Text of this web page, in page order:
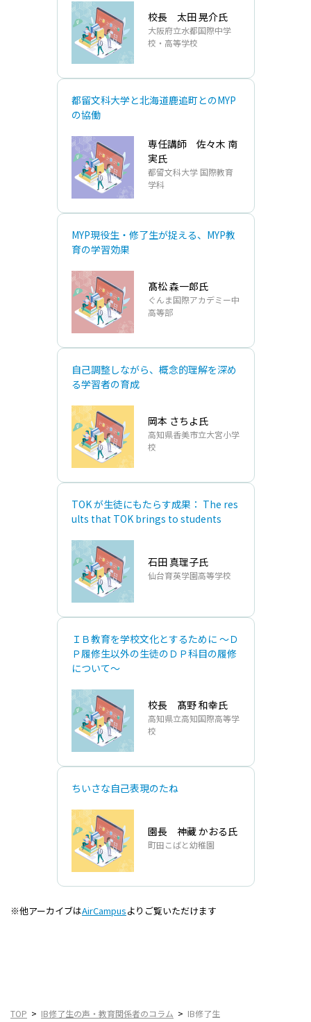
校⻑ 太⽥ 晃介氏
⼤阪府⽴⽔都国際中学
校‧⾼等学校
都留⽂科⼤学と北海道⿅追町とのMYP
の協働
専任講師 佐々⽊ 南
実氏
都留⽂科⼤学 国際教育
学科
MYP現役生・修了生が捉える、MYP教
育の学習効果
髙松 森一郎氏
ぐんま国際アカデミー中
高等部
自己調整しながら、概念的理解を深め
る学習者の育成
岡本 さちよ氏
高知県香美市立大宮小学
校
TOK が⽣徒にもたらす成果： The res
ults that TOK brings to students
⽯⽥ 真理⼦氏
仙台育英学園⾼等学校
ＩＢ教育を学校⽂化とするために 〜Ｄ
Ｐ履修⽣以外の⽣徒のＤＰ科⽬の履修
について～
校⻑ 髙野 和幸氏
⾼知県⽴⾼知国際⾼等学
校
ちいさな自己表現のたね
園長 神藏 かおる氏
町田こばと幼稚園
※他アーカイブはAirCampusよりご覧いただけます
TOP IB修了生の声・教育関係者のコラム IB修了生